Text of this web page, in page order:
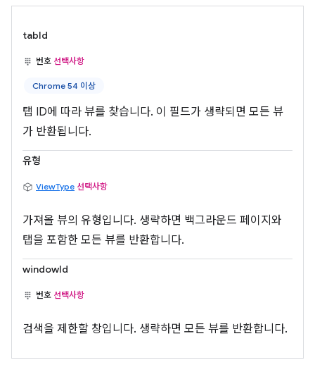
tabId
번호 선택사항
Chrome 54 이상
탭 ID에 따라 뷰를 찾습니다. 이 필드가 생략되면 모든 뷰
가 반환됩니다.
유형
ViewType 선택사항
가져올 뷰의 유형입니다. 생략하면 백그라운드 페이지와
탭을 포함한 모든 뷰를 반환합니다.
windowId
번호 선택사항
검색을 제한할 창입니다. 생략하면 모든 뷰를 반환합니다.